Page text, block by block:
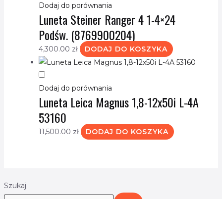
Szukaj
Dodaj do porównania
Luneta Steiner Ranger 4 1-4×24
Podśw. (8769900204)
4,300.00 zł DODAJ DO KOSZYKA
Dodaj do porównania
Luneta Leica Magnus 1,8-12x50i L-4A
53160
11,500.00 zł DODAJ DO KOSZYKA